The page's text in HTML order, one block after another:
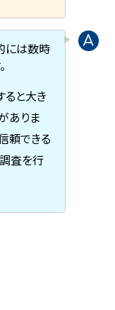
には数時
ると大き
ありま
頼できる
査を行